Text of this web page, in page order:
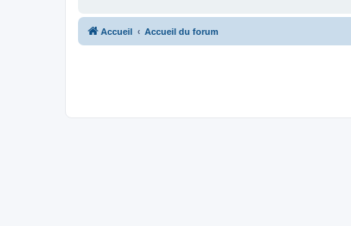
Accueil Accueil du forum